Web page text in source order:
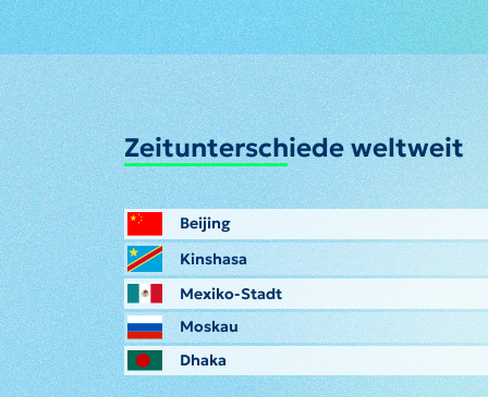
Zeitunterschiede weltweit
Beijing
Kinshasa
Mexiko-Stadt
Moskau
Dhaka